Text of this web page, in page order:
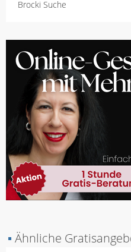
Brocki Suche
▪ Ähnliche